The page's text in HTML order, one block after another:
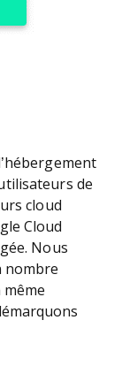
de
cloud
Cloud
Nous
nombre